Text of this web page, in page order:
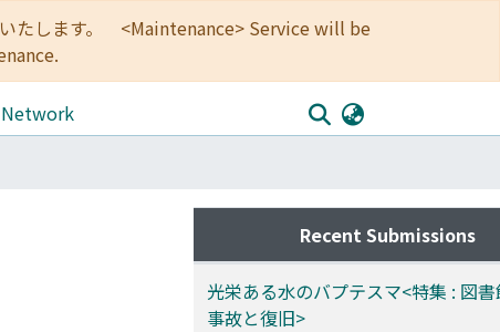
いたします。 <Maintenance> Service will be
Recent Submissions
光栄ある水のバプテスマ<特集 : 図
事故と復旧>